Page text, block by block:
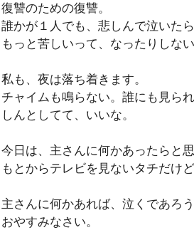
復讐のための復讐。
誰かが１人でも、悲しんで泣いた
もっと苦しいって、なったりしな
私も、夜は落ち着きます。
チャイムも鳴らない。誰にも見られ
しんとしてて、いいな。
今日は、主さんに何かあったらと
もとからテレビを見ないタチだけ
主さんに何かあれば、泣くであろ
おやすみなさい。